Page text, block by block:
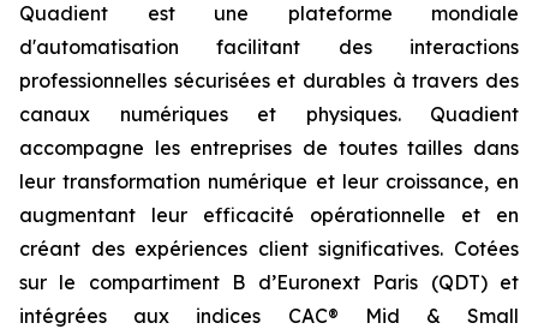
Quadient est une plateforme mondiale
d'automatisation facilitant des interactions
professionnelles sécurisées et durables à travers des
canaux numériques et physiques. Quadient
accompagne les entreprises de toutes tailles dans
leur transformation numérique et leur croissance, en
augmentant leur efficacité opérationnelle et en
créant des expériences client significatives. Cotées
sur le compartiment B d’Euronext Paris (QDT) et
intégrées aux indices CAC® Mid & Small